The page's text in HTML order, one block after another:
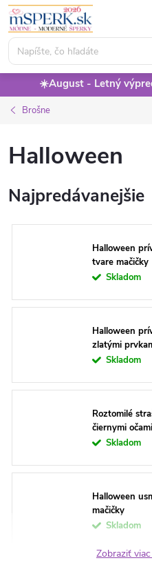
Prejsť
obsah
☀️August - Letný
Brošne
Halloween
Najpredávanejšie
Halloween
tvare mačičky
Skladom
Halloween
zlatými
Skladom
Roztomilé
čiernymi očami
Skladom
Halloween
mačičky
Skladom
Zobraziť